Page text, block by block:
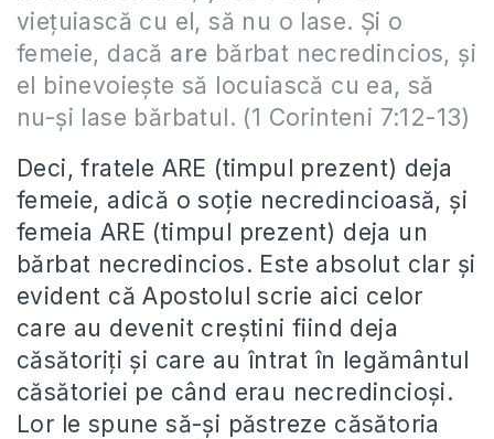
vieţuiască cu el, să nu o lase. Şi o
femeie, dacă are bărbat necredincios, şi
el binevoieşte să locuiască cu ea, să
nu-şi lase bărbatul. (1 Corinteni 7:12-13)
Deci, fratele ARE (timpul prezent) deja
femeie, adică o soţie necredincioasă, şi
femeia ARE (timpul prezent) deja un
bărbat necredincios. Este absolut clar şi
evident că Apostolul scrie aici celor
care au devenit creştini fiind deja
căsătoriţi şi care au întrat în legământul
căsătoriei pe când erau necredincioşi.
Lor le spune să-şi păstreze căsătoria